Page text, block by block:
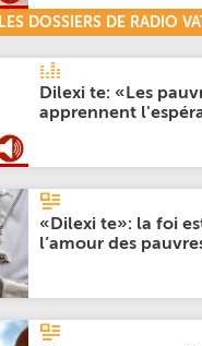
LES DOSSIERS DE RADIO
Dilexi te: «Les
apprennent
«Dilexi te»: la foi
l’amour des